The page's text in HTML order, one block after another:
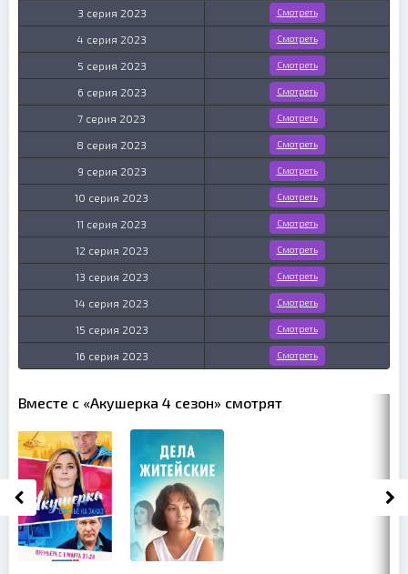
3 серия 2023 Смотреть
4 серия 2023 Смотреть
5 серия 2023 Смотреть
6 серия 2023 Смотреть
7 серия 2023 Смотреть
8 серия 2023 Смотреть
9 серия 2023 Смотреть
10 серия 2023 Смотреть
11 серия 2023 Смотреть
12 серия 2023 Смотреть
13 серия 2023 Смотреть
14 серия 2023 Смотреть
15 серия 2023 Смотреть
16 серия 2023 Смотреть
Вместе с «Акушерка 4 сезон» смотрят